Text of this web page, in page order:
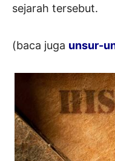
sejarah tersebut.
(baca juga unsur-